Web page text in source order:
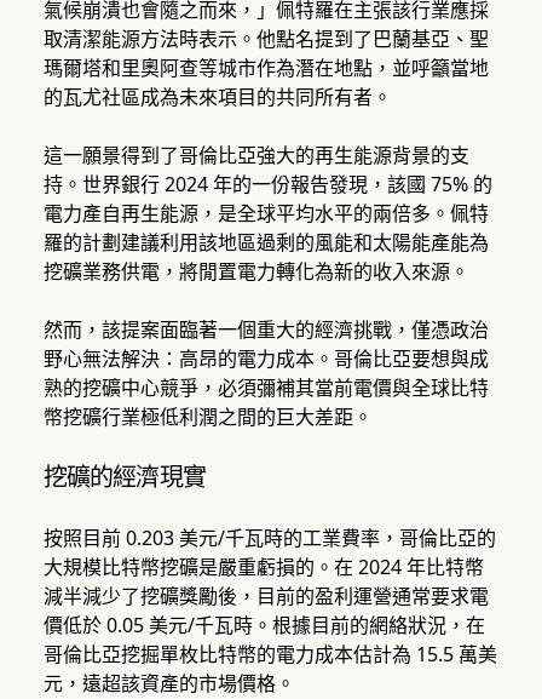
氣候崩潰也會隨之而來，」佩特羅在主張該行業應採
取清潔能源方法時表示。他點名提到了巴蘭基亞、聖
瑪爾塔和里奧阿查等城市作為潛在地點，並呼籲當地
的瓦尤社區成為未來項目的共同所有者。
這一願景得到了哥倫比亞強大的再生能源背景的支
持。世界銀行 2024 年的一份報告發現，該國 75% 的
電力產自再生能源，是全球平均水平的兩倍多。佩特
羅的計劃建議利用該地區過剩的風能和太陽能產能為
挖礦業務供電，將閒置電力轉化為新的收入來源。
然而，該提案面臨著一個重大的經濟挑戰，僅憑政治
野心無法解決：高昂的電力成本。哥倫比亞要想與成
熟的挖礦中心競爭，必須彌補其當前電價與全球比特
幣挖礦行業極低利潤之間的巨大差距。
挖礦的經濟現實
按照目前 0.203 美元/千瓦時的工業費率，哥倫比亞的
大規模比特幣挖礦是嚴重虧損的。在 2024 年比特幣
減半減少了挖礦獎勵後，目前的盈利運營通常要求電
價低於 0.05 美元/千瓦時。根據目前的網絡狀況，在
哥倫比亞挖掘單枚比特幣的電力成本估計為 15.5 萬美
元，遠超該資產的市場價格。